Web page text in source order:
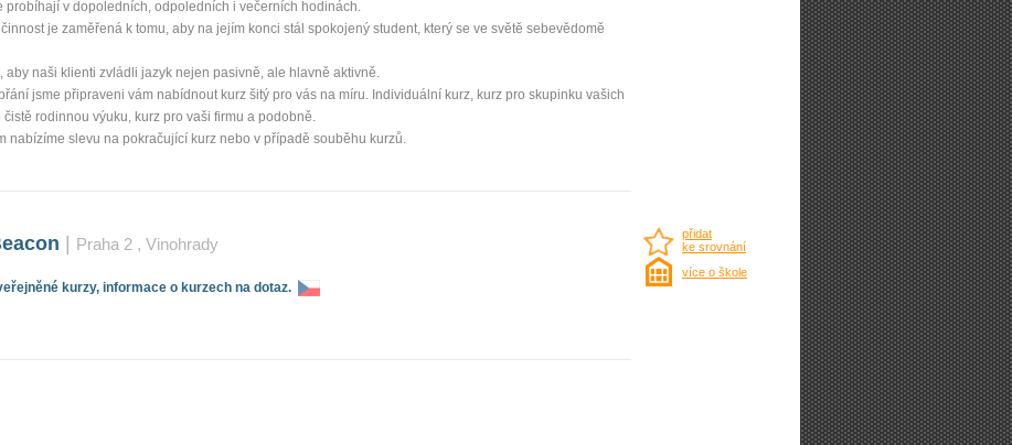
probíhají v dopoledních, odpoledních i večerních hodinách.
je zaměřená k tomu, aby na jejím konci stál spokojený student, který se ve světě sebevědomě
aby naši klienti zvládli jazyk nejen pasivně, ale hlavně aktivně.
jsme připraveni vám nabídnout kurz šitý pro vás na míru. Individuální kurz, kurz pro skupinku vašich
čistě rodinnou výuku, kurz pro vaši firmu a podobně.
nabízíme slevu na pokračující kurz nebo v případě souběhu kurzů.
Praha 2 , Vinohrady
kurzy, informace o kurzech na dotaz.
přidat
ke srovnání
více o škole